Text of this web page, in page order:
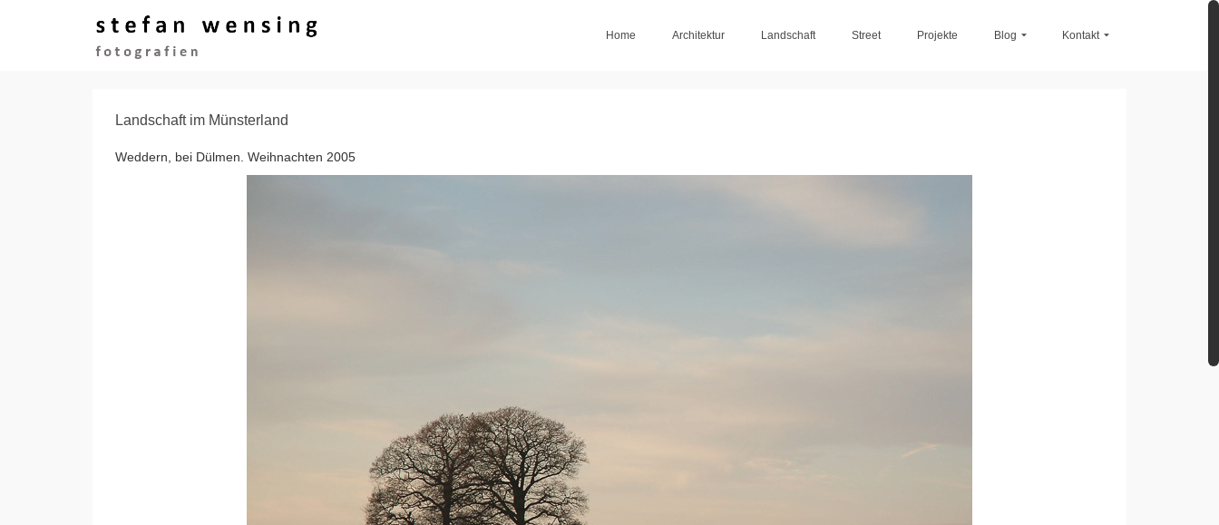
Home Architektur Landschaft Street Projekte Blog Kontakt
Landschaft im Münsterland
Weddern, bei Dülmen. Weihnachten 2005